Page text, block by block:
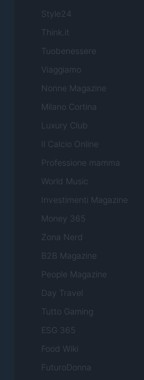
Style24
Think.it
Tuobenessere
Viaggiamo
Nonne Magazine
Milano Cortina
Luxury Club
Il Calcio Online
Professione mamma
World Music
Investimenti Magazine
Money 365
Zona Nerd
B2B Magazine
People Magazine
Day Travel
Tutto Gaming
ESG 365
Food Wiki
FuturoDonna